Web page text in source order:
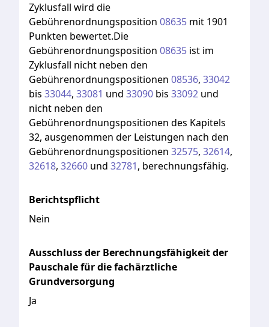
Zyklusfall wird die
Gebührenordnungsposition 08635 mit 1901
Punkten bewertet.Die
Gebührenordnungsposition 08635 ist im
Zyklusfall nicht neben den
Gebührenordnungspositionen 08536, 33042
bis 33044, 33081 und 33090 bis 33092 und
nicht neben den
Gebührenordnungspositionen des Kapitels
32, ausgenommen der Leistungen nach den
Gebührenordnungspositionen 32575, 32614,
32618, 32660 und 32781, berechnungsfähig.
Berichtspflicht
Nein
Ausschluss der Berechnungsfähigkeit der
Pauschale für die fachärztliche
Grundversorgung
Ja